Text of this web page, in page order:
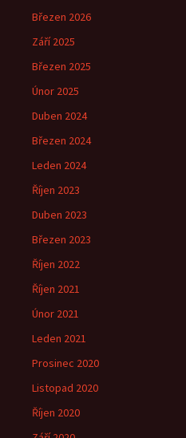
Březen 2026
Září 2025
Březen 2025
Únor 2025
Duben 2024
Březen 2024
Leden 2024
Říjen 2023
Duben 2023
Březen 2023
Říjen 2022
Říjen 2021
Únor 2021
Leden 2021
Prosinec 2020
Listopad 2020
Říjen 2020